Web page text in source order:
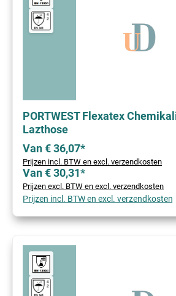
PORTWEST Flexatex
Lazthose
Van € 36,07*
Prijzen incl. BTW en excl. verzendkosten
Van € 30,31*
Prijzen excl. BTW en excl. verzendkosten
Prijzen incl. BTW en excl. verzendkosten